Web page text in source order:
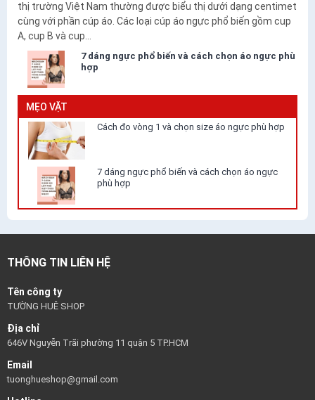
thị trường Việt Nam thường được biểu thị dưới dạng centimet
cùng với phần cúp áo. Các loại cúp áo ngực phổ biến gồm cup
A, cup B và cup...
7 dáng ngực phổ biến và cách chọn áo ngực phù
hợp
MẸO VẶT
Cách đo vòng 1 và chọn size áo ngực phù hợp
7 dáng ngực phổ biến và cách chọn áo ngực
phù hợp
THÔNG TIN LIÊN HỆ
Tên công ty
TƯỜNG HUÊ SHOP
Địa chỉ
646V Nguyễn Trãi phường 11 quận 5 TP.HCM
Email
tuonghueshop@gmail.com